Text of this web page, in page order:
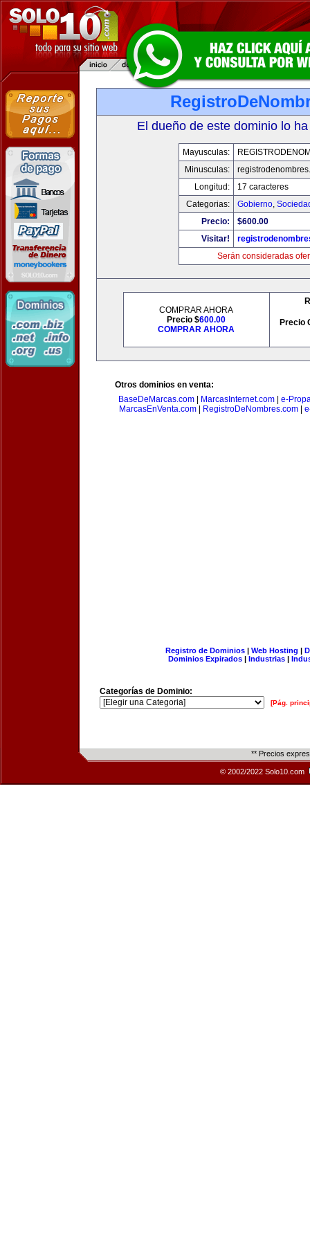
El dueño de este dominio lo
Mayusculas:
Minusculas:
Longitud:
17 caracteres
Categorias:
Gobierno,
Precio:
$600.00
Visitar!
Serán consideradas
COMPRAR AHORA
Precio $600.00
COMPRAR AHORA
Precio
Otros dominios en venta:
BaseDeMarcas.com| MarcasInternet.com| e-
MarcasEnVenta.com
RegistroDeNombres.com
Registro de Dominios| Web Hosting |
Dominios Expirados | Industrias |
Categorías de Dominio:
[Pág.
** Precios
© 2002/2022 Solo10.com